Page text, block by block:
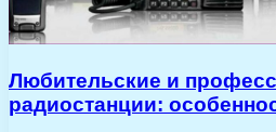
Любительские и
радиостанции: